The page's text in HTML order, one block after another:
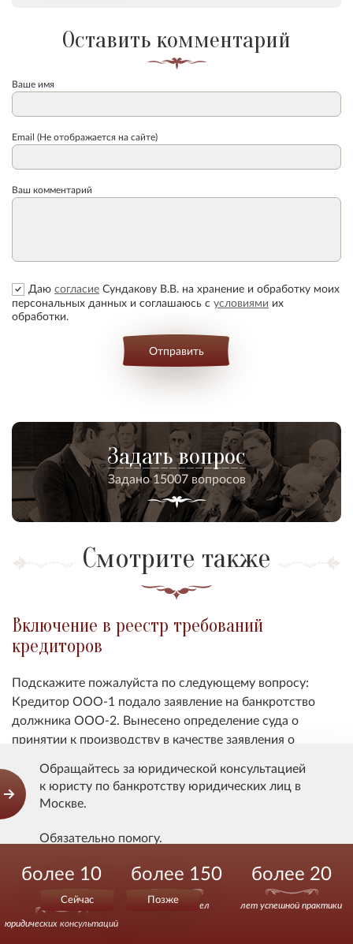
Оставить комментарий
Ваше имя
Email (Не отображается на сайте)
Ваш комментарий
Даю согласие Сундакову В.В. на хранение и обработку моих
персональных данных и соглашаюсь с условиями их
обработки.
Отправить
Задать вопрос
Задано 15007 вопросов
Смотрите также
Включение в реестр требований
кредиторов
Подскажите пожалуйста по следующему вопросу:
Кредитор ООО-1 подало заявление на банкротство
должника ООО-2. Вынесено определение суда о
принятии к производству в качестве заявления о
поданному заявлению другого предприятия в
отношении этого же должника ООО-2 вынесено
решение суда о введении процедуры наблюдения и
утверждения временного управляющего. Необходимо
включении в реестр требований кредиторов или суд
сам известит ООО-1 о заседании где будет
рассмотрено этот вопрос. В заявлении ООО-1 указало
только о признании должника ООО-2 банкротом и
Обращайтесь за юридической консультацией
к юристу по банкротству юридических лиц в
Москве.
Обязательно помогу.
Действуйте уверенно.
Сейчас Позже
более 10
000
юридических консультаций
более 150
выигранных дел
более 20
лет успешной практики